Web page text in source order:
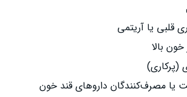
قلبی یا آریتمی
خون بالا
(پرکاری)
یا مصرف‌کنندگان داروهای قند خون